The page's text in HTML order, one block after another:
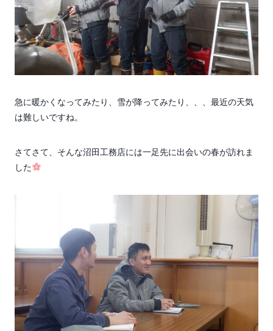
急に暖かくなってみたり、雪が降ってみたり、、、最近の天気
は難しいですね。
さてさて、そんな沼田工務店には一足先に出会いの春が訪れま
した